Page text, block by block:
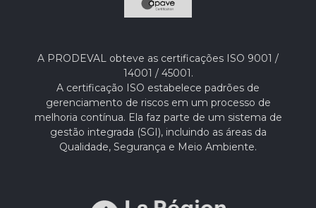
A PRODEVAL obteve as certificações ISO 9001 /
14001 / 45001.
A certificação ISO estabelece padrões de
gerenciamento de riscos em um processo de
melhoria contínua. Ela faz parte de um sistema de
gestão integrada (SGI), incluindo as áreas da
Qualidade, Segurança e Meio Ambiente.